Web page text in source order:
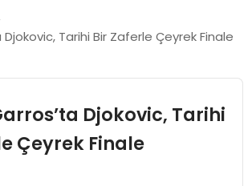
Tarihi Bir Zaferle Çeyrek Finale
Djokovic, Tarihi
Çeyrek Finale